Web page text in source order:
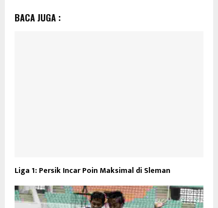
BACA JUGA :
Liga 1: Persik Incar Poin Maksimal di Sleman